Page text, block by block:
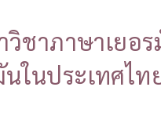
ชาภาษาเยอ
ในประเทศไท